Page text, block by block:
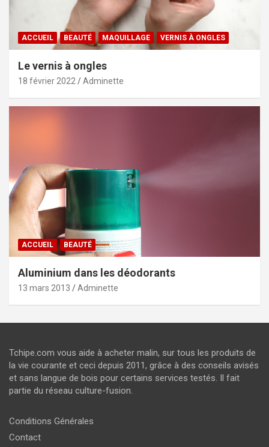
ACCUEIL BEAUTÉ MAQUILLAGE VERNIS À ONGLES
Le vernis à ongles
18 février 2022 Adminette
ACCUEIL BEAUTÉ
Aluminium dans les déodorants
13 mars 2013 Adminette
Tchipe.com vous aide à acheter malin, sur tous les produits de
la vie courante et ceci depuis 2011, grâce à des conseils avisés
et sans langue de bois pour certains services testés. Il fait
partie du réseau culture-fusion.
Conditions Générales
Contact